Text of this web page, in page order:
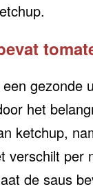
gezonde
het
ketchup,
verschilt per
de saus